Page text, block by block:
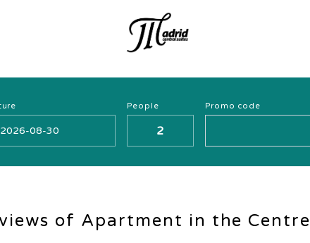
People Promo code
of Apartment in the Centre